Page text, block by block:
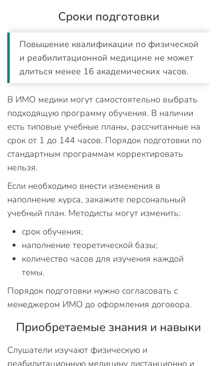
Сроки подготовки
Повышение квалификации по физической
и реабилитационной медицине не может
длиться менее 16 академических часов.
В ИМО медики могут самостоятельно выбрать
подходящую программу обучения. В наличии
есть типовые учебные планы, рассчитанные на
срок от 1 до 144 часов. Порядок подготовки по
стандартным программам корректировать
нельзя.
Если необходимо внести изменения в
наполнение курса, закажите персональный
учебный план. Методисты могут изменить:
срок обучения;
наполнение теоретической базы;
количество часов для изучения каждой
темы.
Порядок подготовки нужно согласовать с
менеджером ИМО до оформления договора.
Приобретаемые знания и навыки
Слушатели изучают физическую и
реабилитационную медицину дистанционно и